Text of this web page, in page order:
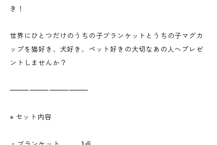
き！
世界にひとつだけのうちの子ブランケットとうちの子マグカ
ップを猫好き、犬好き、ペット好きの大切なあの人へプレゼ
ントしませんか？
⸻⸻⸻⸻
⭐︎ セット内容